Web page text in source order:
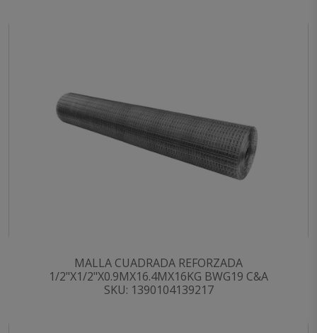
MALLA CUADRADA REFORZADA
1/2"X1/2"X0.9MX16.4MX16KG BWG19 C&A
SKU: 1390104139217